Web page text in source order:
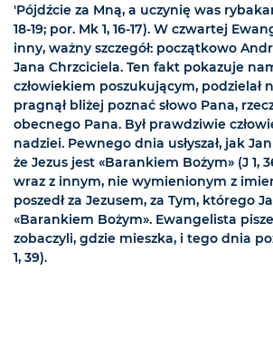
'Pójdźcie za Mną, a uczynię was
18-19; por. Mk 1, 16-17). W czwartej
inny, ważny szczegół: początkowo
Jana Chrzciciela. Ten fakt pokazuje
człowiekiem poszukującym, podzielał
pragnął bliżej poznać słowo Pana,
obecnego Pana. Był prawdziwie
nadziei. Pewnego dnia usłyszał, jak Jan
że Jezus jest «Barankiem Bożym» (J 1,
wraz z innym, nie wymienionym z
poszedł za Jezusem, za Tym, którego
«Barankiem Bożym». Ewangelista
zobaczyli, gdzie mieszka, i tego dnia
1, 39).